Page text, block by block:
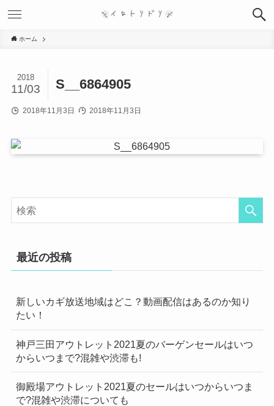
ホーム
S__6864905
2018
11/03
2018年11月3日 2018年11月3日
最近の投稿
新しいカギ放送地域はどこ？動画配信はあるのか知り
たい！
神戸三田アウトレット2021夏のバーゲンセールはいつ
からいつまで?混雑や渋滞も!
御殿場アウトレット2021夏のセールはいつからいつま
で?混雑や渋滞についても